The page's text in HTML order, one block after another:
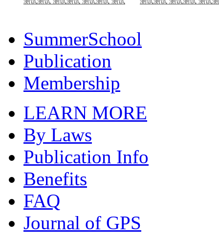
SummerSchool
Publication
Membership
LEARN MORE
By Laws
Publication Info
Benefits
FAQ
Journal of GPS